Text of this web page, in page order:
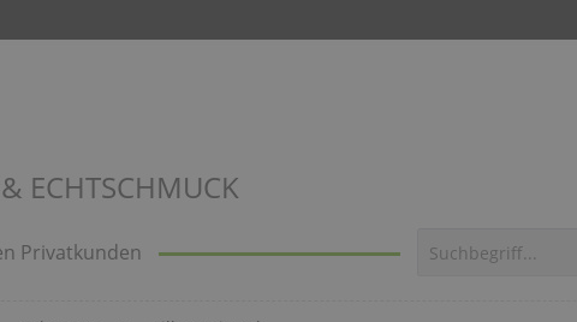
ECHTSCHMUCK
Privatkunden